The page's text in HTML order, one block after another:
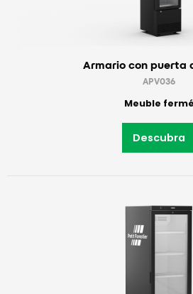
Armario con puerta
APV036
Meuble fermé
Descubra